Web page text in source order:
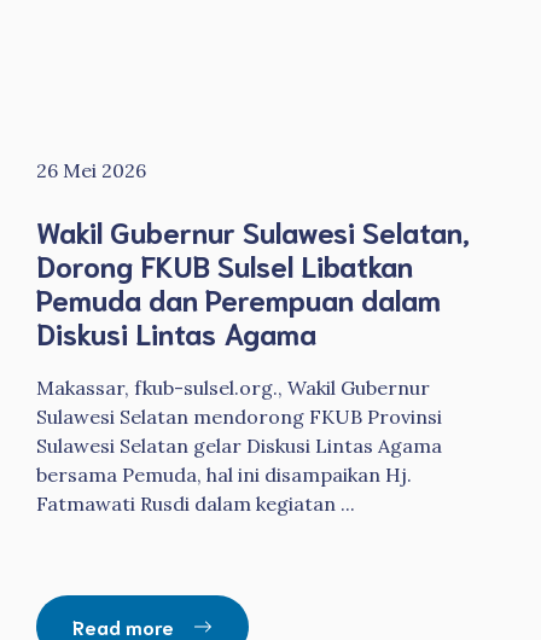
26 Mei 2026
Wakil Gubernur Sulawesi Selatan,
Dorong FKUB Sulsel Libatkan
Pemuda dan Perempuan dalam
Diskusi Lintas Agama
Makassar, fkub-sulsel.org., Wakil Gubernur
Sulawesi Selatan mendorong FKUB Provinsi
Sulawesi Selatan gelar Diskusi Lintas Agama
bersama Pemuda, hal ini disampaikan Hj.
Fatmawati Rusdi dalam kegiatan ...
Read more